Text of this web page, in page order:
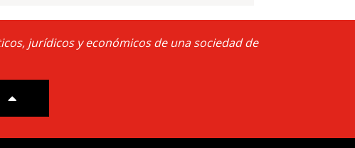
jurídicos y económicos de una sociedad de